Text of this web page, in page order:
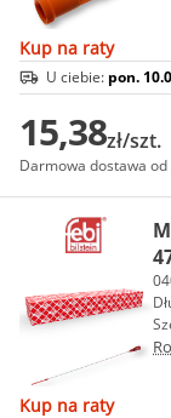
Kup na raty
U ciebie: pon.
15,38zł/szt.
Darmowa dostawa od
Kup na raty